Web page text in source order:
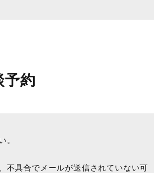
予約
。
不具合でメールが送信されていない可